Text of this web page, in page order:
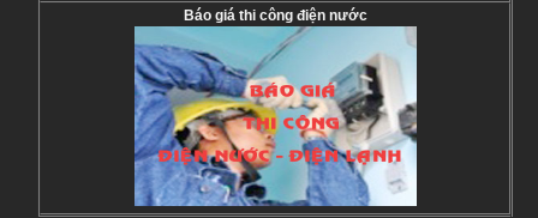
Báo giá thi công điện nước